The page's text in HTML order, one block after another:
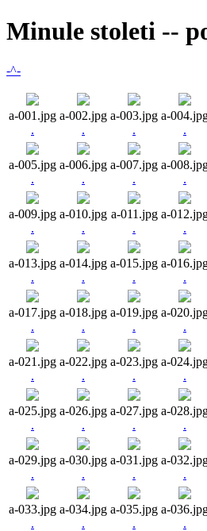
Minule stoleti --
-^-
a-001.jpg
.
a-002.jpg
.
a-003.jpg
.
a-
.
a-005.jpg
.
a-006.jpg
.
a-007.jpg
.
a-
.
a-009.jpg
.
a-010.jpg
.
a-011.jpg
.
a-
.
a-013.jpg
.
a-014.jpg
.
a-015.jpg
.
a-
.
a-017.jpg
.
a-018.jpg
.
a-019.jpg
.
a-
.
a-021.jpg
.
a-022.jpg
.
a-023.jpg
.
a-
.
a-025.jpg
.
a-026.jpg
.
a-027.jpg
.
a-
.
a-029.jpg
.
a-030.jpg
.
a-031.jpg
.
a-
.
a-033.jpg
.
a-034.jpg
.
a-035.jpg
.
a-
.